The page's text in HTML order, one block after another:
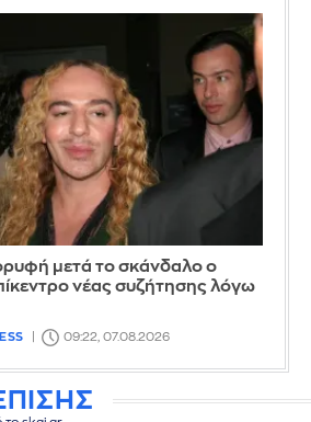
μετά το σκάνδαλο ο
νέας συζήτησης λόγω
09:22, 07.08.2026